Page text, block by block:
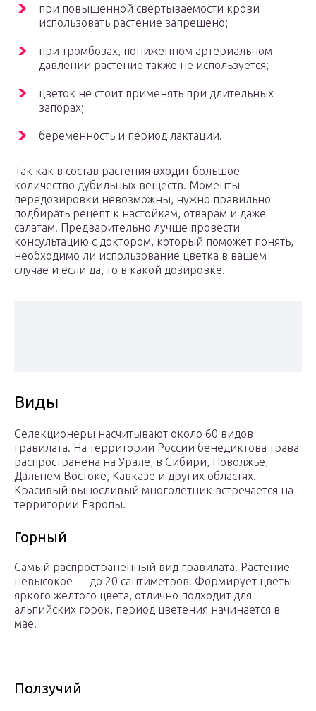
при повышенной свертываемости крови
использовать растение запрещено;
при тромбозах, пониженном артериальном
давлении растение также не используется;
цветок не стоит применять при длительных
запорах;
беременность и период лактации.
Так как в состав растения входит большое
количество дубильных веществ. Моменты
передозировки невозможны, нужно правильно
подбирать рецепт к настойкам, отварам и даже
салатам. Предварительно лучше провести
консультацию с доктором, который поможет понять,
необходимо ли использование цветка в вашем
случае и если да, то в какой дозировке.
Виды
Селекционеры насчитывают около 60 видов
гравилата. На территории России бенедиктова трава
распространена на Урале, в Сибири, Поволжье,
Дальнем Востоке, Кавказе и других областях.
Красивый выносливый многолетник встречается на
территории Европы.
Горный
Самый распространенный вид гравилата. Растение
невысокое — до 20 сантиметров. Формирует цветы
яркого желтого цвета, отлично подходит для
альпийских горок, период цветения начинается в
мае.
Ползучий